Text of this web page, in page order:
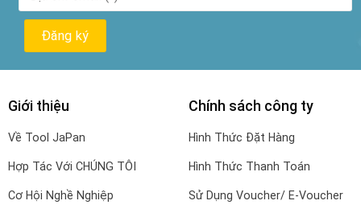
Giới thiệu
Về Tool JaPan
Hợp Tác Với CHÚNG TÔI
Cơ Hội Nghề Nghiệp
Chính sách công ty
Hình Thức Đặt Hàng
Hình Thức Thanh Toán
Sử Dụng Voucher/ E-Voucher